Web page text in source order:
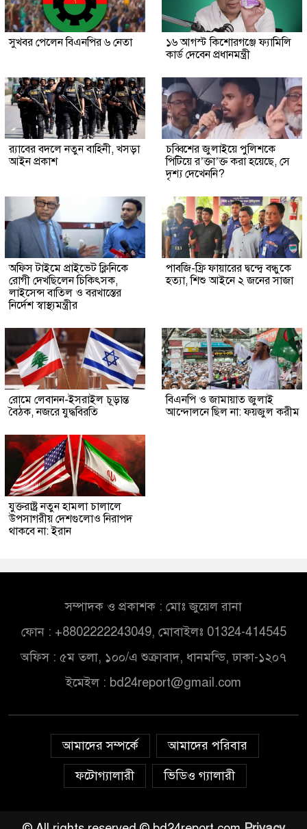
সুখবর পেলেন বিএনপির ৬ নেতা
১৬ আগস্ট কিশোরগঞ্জে ফ্যামিলি
কার্ড দেবেন প্রধানমন্ত্রী
র‍্যাবের বদলে নতুন বাহিনী, খসড়া
আইন প্রকাশ
চব্বিশের জুলাইয়ে পুলিশকে
পিটিয়ে র’ক্তা’ক্ত করা হয়েছে, সে
দৃশ্য দেখেননি?
অফিস টাইমে প্রাইভেট ক্লিনিকে
রোগী দেখছিলেন চিকিৎসক,
লাইসেন্স বাতিল ও বরখাস্তের
নির্দেশ স্বাস্থ্যমন্ত্রীর
পাবজি-ফ্রি ফায়ারের দ্বন্দ্বে বন্ধুকে
হত্যা, শিশু আইনে ২ জনের সাজা
রোমে লেবানন-ইসরাইল চূড়ান্ত
বৈঠক, নজরে যুদ্ধবিরতি
বিএনপি ও জামায়াত জুলাই
আন্দোলনে ছিল না: ফয়জুল করীম
যুক্তরাষ্ট্র নতুন হামলা চালালে
উপসাগরীয় দেশগুলোও নিরাপদ
থাকবে না: ইরান
সম্পাদক ও প্রকাশক : মোঃ জুয়েল রানা
ফোন : +8802222243049, মোবাইলঃ 01324-414545
অফিস : ৫ম তলা, ১০০/এ শুক্রাবাদ, ধানমন্ডি, ঢাকা-১২০৭
ইমেইল : bd24report@gmail.com
আমাদের সম্পর্কে
আমাদের পরিবার
ফটোগ্যালারী
ভিডিও গ্যালারী